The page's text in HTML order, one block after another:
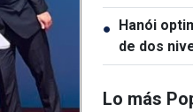
expresa el
y paz
● Hanói
de dos
Lo más